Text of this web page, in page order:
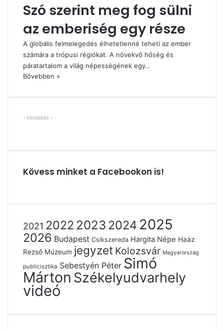
Szó szerint meg fog sülni
az emberiség egy része
A globális felmelegedés élhetetlenné teheti az ember
számára a trópusi régiókat. A növekvő hőség és
páratartalom a világ népességének egy…
Bővebben »
- Hirdetés -
Kövess minket a Facebookon is!
2021 2022 2023 2024 2025
2026 Budapest Csíkszereda Hargita Népe Haáz
Rezső Múzeum jegyzet Kolozsvár Magyarország
publicisztika Sebestyén Péter Simó
Márton Székelyudvarhely
videó